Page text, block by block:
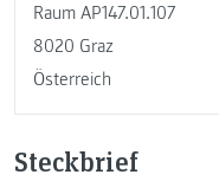
Raum AP147.01.107
8020 Graz
Österreich
Steckbrief